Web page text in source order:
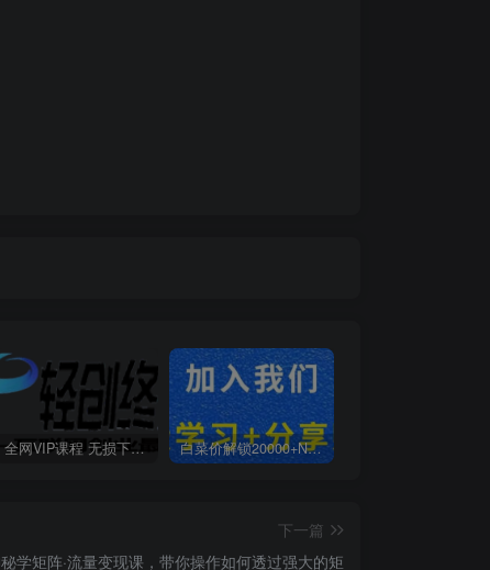
全网VIP课程 无损下载~ 白菜价解锁20000+N个赚钱机会，加入无畏轻创会员，全站资源免费学习。
下一篇
学矩阵·流量变现课，带你操作如何透过强大的矩